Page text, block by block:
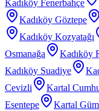
Kadıköy Fenerbahçe
Kadıköy Göztepe
Kadıköy Kozyatağı
Osmanağa
Kadıköy
Kadıköy Suadiye
Cevizli
Kartal
Esentepe
Kartal